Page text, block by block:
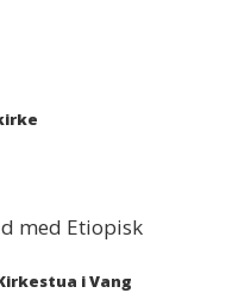
med Etiopisk
i Vang